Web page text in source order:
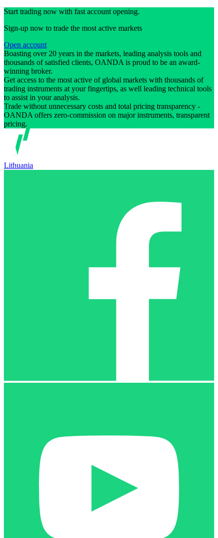
Start trading now with fast account opening.
Sign-up now to trade the most active markets
Open account
Boasting over 20 years in the markets, leading analysis tools and
thousands of satisfied clients, OANDA is proud to be an award-
winning broker.
Get access to the most active of global markets with thousands of
trading instruments at your fingertips, as well leading technical tools
to assist in your analysis.
Trade without unnecessary costs and total pricing transparency -
OANDA offers zero-commission on major instruments, transparent
pricing.
Lithuania